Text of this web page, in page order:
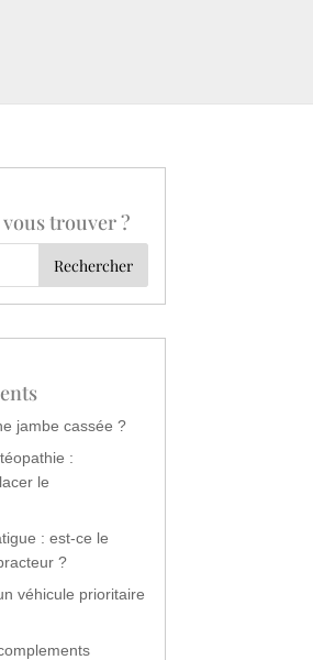
trouver ?
jambe cassée ?
:
le
: est-ce le
?
véhicule prioritaire